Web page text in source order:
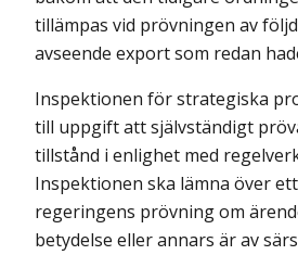
tillämpas vid prövningen av
avseende export som redan
Inspektionen för strategiska
till uppgift att självständigt
tillstånd i enlighet med
Inspektionen ska lämna över
regeringens prövning om
betydelse eller annars är av